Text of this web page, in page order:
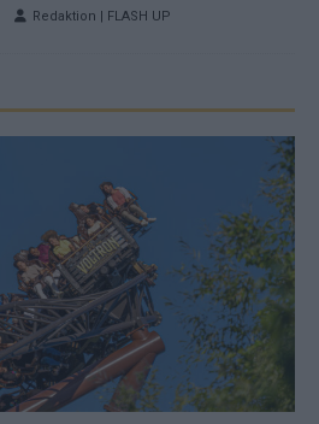
Redaktion | FLASH UP